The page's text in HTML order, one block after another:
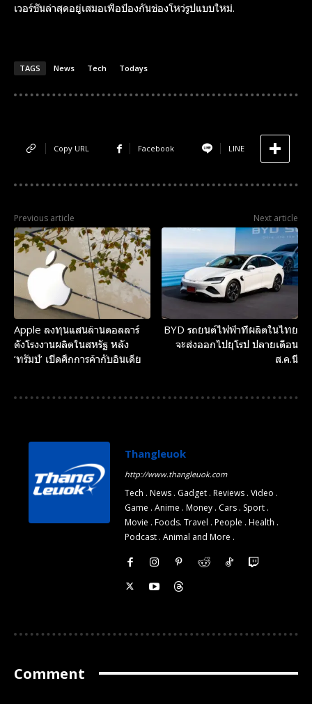
เวอร์ชั่นล่าสุดอยู่เสมอเพื่อป้องกันช่องโหว่รูปแบบใหม่.
TAGS News Tech Todays
Copy URL Facebook LINE
Previous article
Apple ลงทุนแสนล้านดอลลาร์
ตั้งโรงงานผลิตในสหรัฐ หลัง
‘ทรัมป์’ เปิดศึกการค้ากับอินเดีย
Next article
BYD รถยนต์ไฟฟ้าที่ผลิตในไทย
จะส่งออกไปยุโรป ปลายเดือน
ส.ค.นี้
Thangleuok
http://www.thangleuok.com
Tech . News . Gadget . Reviews . Video .
Game . Anime . Money . Cars . Sport .
Movie . Foods. Travel . People . Health .
Podcast . Animal and More .
Comment